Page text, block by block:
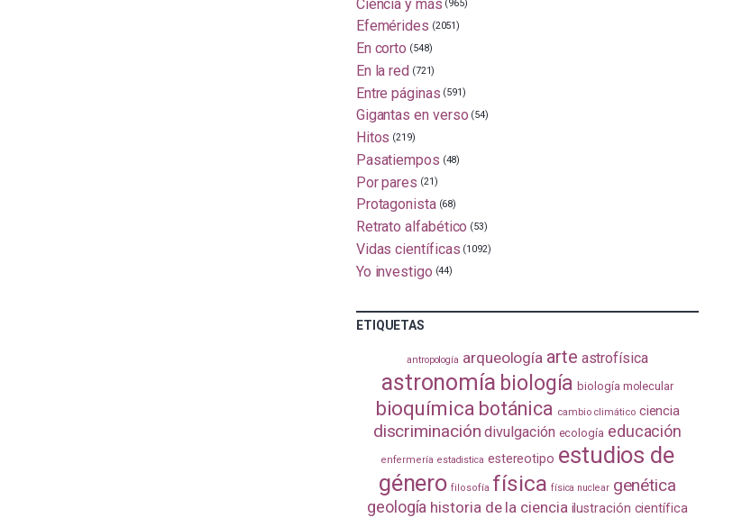
(965)
Efemérides (2051)
En corto (548)
En la red (721)
Entre páginas (591)
Gigantas en verso (54)
Hitos (219)
Pasatiempos (48)
Por pares (21)
Protagonista (68)
Retrato alfabético (53)
Vidas científicas (1092)
Yo investigo (44)
ETIQUETAS
antropología arqueología arte astrofísica
astronomía biología biología molecular
bioquímica botánica cambio climático ciencia
discriminación divulgación ecología educación
enfermería estadistica estereotipo estudios de
género filosofía física física nuclear genética
geología historia de la ciencia ilustración científica